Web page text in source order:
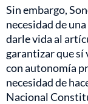
Sin embargo,
necesidad de
darle vida al
garantizar que sí
con autonomía
necesidad de
Nacional